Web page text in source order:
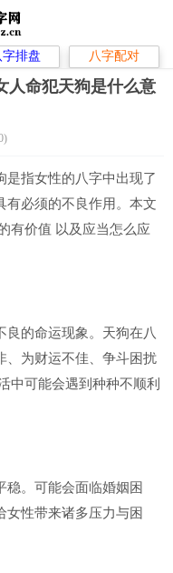
字排盘 八字配对
人命犯天狗是什么意
是指女性的八字中出现了
有必须的不良作用。本文
有价值 以及应当怎么应
的命运现象。天狗在八
、为财运不佳、争斗困扰
中可能会遇到种种不顺利
稳。可能会面临婚姻困
女性带来诸多压力与困